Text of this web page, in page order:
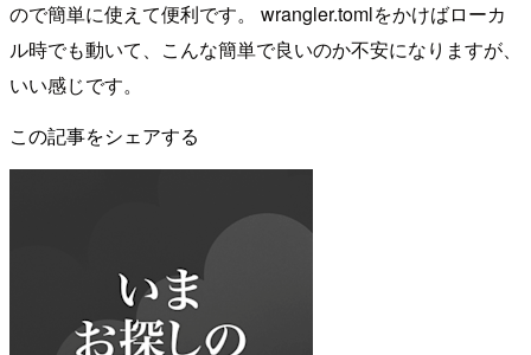
ので簡単に使えて便利です。 wrangler.tomlをかけばローカ
ル時でも動いて、こんな簡単で良いのか不安になりますが、
いい感じです。
この記事をシェアする